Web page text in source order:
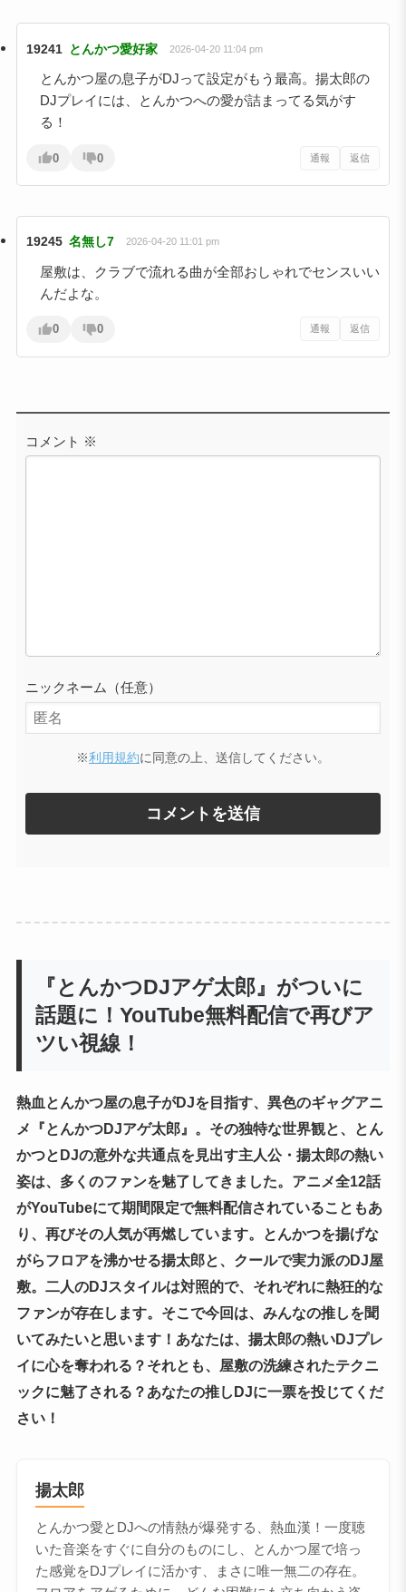
19241 とんかつ愛好家 2026-04-20 11:04 pm
とんかつ屋の息子がDJって設定がもう最高。揚太郎の
DJプレイには、とんかつへの愛が詰まってる気がす
る！
0 0 通報 返信
19245 名無し7 2026-04-20 11:01 pm
屋敷は、クラブで流れる曲が全部おしゃれでセンスいい
んだよな。
0 0 通報 返信
コメント ※
ニックネーム（任意）
※利用規約に同意の上、送信してください。
『とんかつDJアゲ太郎』がついに
話題に！YouTube無料配信で再びア
ツい視線！
熱血とんかつ屋の息子がDJを目指す、異色のギャグアニ
メ『とんかつDJアゲ太郎』。その独特な世界観と、とん
かつとDJの意外な共通点を見出す主人公・揚太郎の熱い
姿は、多くのファンを魅了してきました。アニメ全12話
がYouTubeにて期間限定で無料配信されていることもあ
り、再びその人気が再燃しています。とんかつを揚げな
がらフロアを沸かせる揚太郎と、クールで実力派のDJ屋
敷。二人のDJスタイルは対照的で、それぞれに熱狂的な
ファンが存在します。そこで今回は、みんなの推しを聞
いてみたいと思います！あなたは、揚太郎の熱いDJプレ
イに心を奪われる？それとも、屋敷の洗練されたテクニ
ックに魅了される？あなたの推しDJに一票を投じてくだ
さい！
揚太郎
とんかつ愛とDJへの情熱が爆発する、熱血漢！一度聴
いた音楽をすぐに自分のものにし、とんかつ屋で培っ
た感覚をDJプレイに活かす、まさに唯一無二の存在。